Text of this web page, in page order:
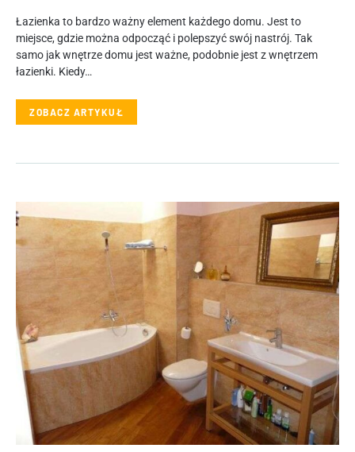
Łazienka to bardzo ważny element każdego domu. Jest to
miejsce, gdzie można odpocząć i polepszyć swój nastrój. Tak
samo jak wnętrze domu jest ważne, podobnie jest z wnętrzem
łazienki. Kiedy…
ZOBACZ ARTYKUŁ